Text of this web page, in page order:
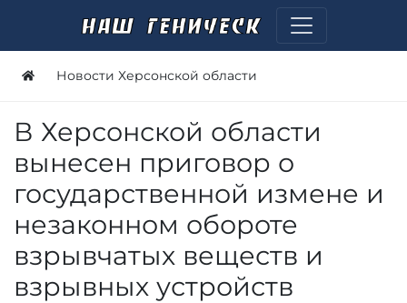
Новости Херсонской области
В Херсонской области
вынесен приговор о
государственной измене и
незаконном обороте
взрывчатых веществ и
взрывных устройств